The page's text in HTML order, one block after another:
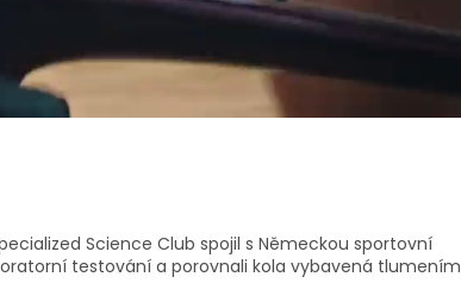
Science Club spojil s Německou sportovní
testování a porovnali kola vybavená tlumením